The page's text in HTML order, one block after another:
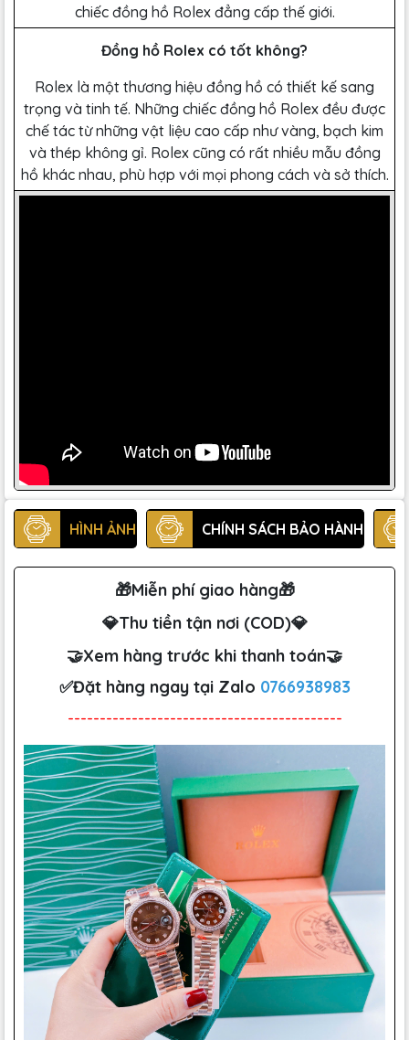
chiếc đồng hồ Rolex đẳng cấp thế giới.
Đồng hồ Rolex có tốt không?
Rolex là một thương hiệu đồng hồ có thiết kế sang
trọng và tinh tế. Những chiếc đồng hồ Rolex đều được
chế tác từ những vật liệu cao cấp như vàng, bạch kim
và thép không gỉ. Rolex cũng có rất nhiều mẫu đồng
hồ khác nhau, phù hợp với mọi phong cách và sở thích.
HÌNH ẢNH CHÍNH SÁCH BẢO HÀNH
🎁Miễn phí giao hàng🎁
💎Thu tiền tận nơi (COD)💎
🤝Xem hàng trước khi thanh toán🤝
✅Đặt hàng ngay tại Zalo 0766938983
-------------------------------------------